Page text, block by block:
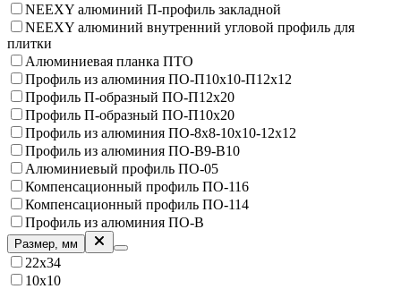
NEEXY алюминий П-профиль закладной
NEEXY алюминий внутренний угловой профиль для
плитки
Алюминиевая планка ПТО
Профиль из алюминия ПО-П10х10-П12х12
Профиль П-образный ПО-П12х20
Профиль П-образный ПО-П10х20
Профиль из алюминия ПО-8х8-10х10-12х12
Профиль из алюминия ПО-В9-В10
Алюминиевый профиль ПО-05
Компенсационный профиль ПО-116
Компенсационный профиль ПО-114
Профиль из алюминия ПО-В
Размер, мм
22х34
10х10